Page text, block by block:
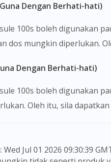
Dengan Berhati-hati)
100s boleh digunakan
dos mungkin diperlukan.
Dengan Berhati-hati)
100s boleh digunakan
Oleh itu, sila